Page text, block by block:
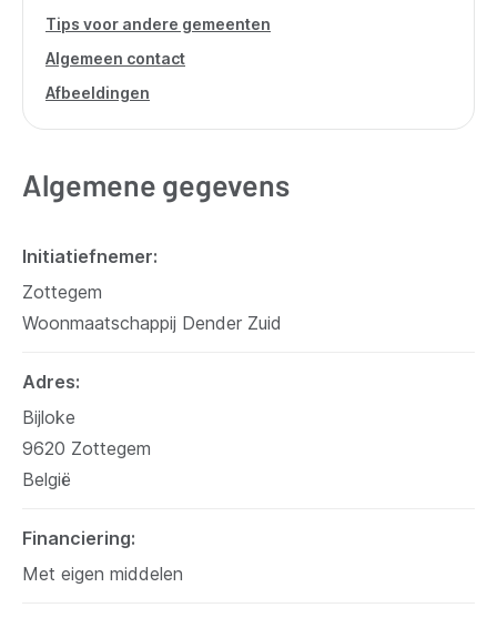
Tips voor andere gemeenten
Algemeen contact
Afbeeldingen
Algemene gegevens
Initiatiefnemer
Zottegem
Woonmaatschappij Dender Zuid
Adres
Bijloke
9620 Zottegem
België
Financiering
Met eigen middelen